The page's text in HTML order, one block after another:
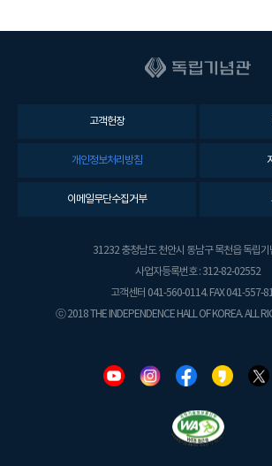
고객헌장
개인정보처리방침
이메일무단수집거부
31232 충청남도 천안시 동남구 목천읍 독립기
사업자등록번호 : 312-82-02552
고객센터 041-560-0114. FAX 041-557-
ⓒ 2018 THE INDEPENDENCE HALL OF KOREA. ALL